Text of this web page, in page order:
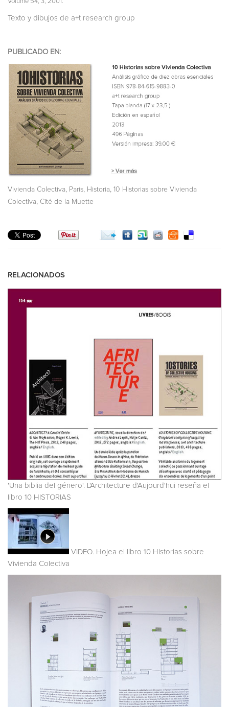
Texto y dibujos de a+t research group
PUBLICADO EN:
Vivienda Colectiva, Paris, Historia, 10 Historias sobre Vivienda
Colectiva, Cité de la Muette
RELACIONADOS
'Una biblia del género'. L'Architecture d'Aujourd'hui reseña el
libro 10 HISTORIAS
VIDEO. Hojea el libro 10 Historias sobre
Vivienda Colectiva